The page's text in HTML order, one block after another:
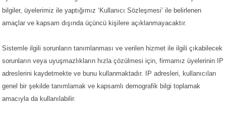
bilgiler, üyelerimiz ile yaptığımız ‘Kullanıcı Sözleşmesi’ ile belirlenen
amaçlar ve kapsam dışında üçüncü kişilere açıklanmayacaktır.
Sistemle ilgili sorunların tanımlanması ve verilen hizmet ile ilgili çıkabilecek
sorunların veya uyuşmazlıkların hızla çözülmesi için, firmamız üyelerinin IP
adreslerini kaydetmekte ve bunu kullanmaktadır. IP adresleri, kullanıcıları
genel bir şekilde tanımlamak ve kapsamlı demografik bilgi toplamak
amacıyla da kullanılabilir.